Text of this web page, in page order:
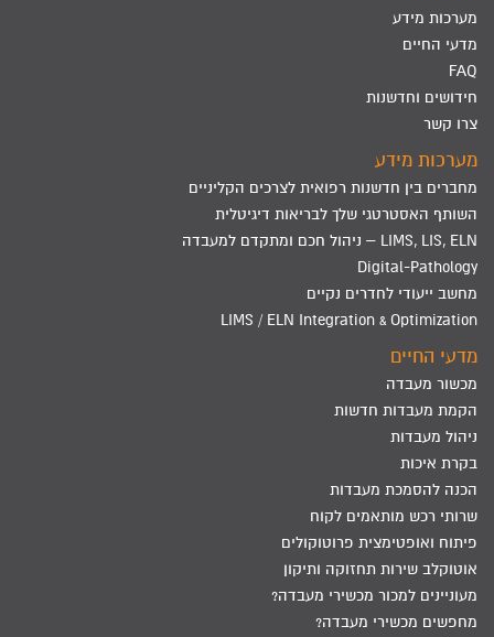
מערכות מידע
מדעי החיים
FAQ
חידושים וחדשנות
צרו קשר
מערכות מידע
מחברים בין חדשנות רפואית לצרכים הקליניים
השותף האסטרטגי שלך לבריאות דיגיטלית
LIMS, LIS, ELN – ניהול חכם ומתקדם למעבדה
Digital-Pathology
מחשב ייעודי לחדרים נקיים
LIMS / ELN Integration & Optimization
מדעי החיים
מכשור מעבדה
הקמת מעבדות חדשות
ניהול מעבדות
בקרת איכות
הכנה להסמכת מעבדות
שרותי רכש מותאמים לקוח
פיתוח ואופטימצית פרוטוקולים
אוטוקלב שירות תחזוקה ותיקון
מעוניינים למכור מכשירי מעבדה?
מחפשים מכשירי מעבדה?